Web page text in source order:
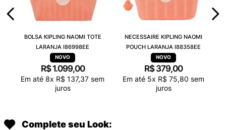
BOLSA KIPLING NAOMI TOTE
LARANJA I86998EE
R$ 1.099,00
Em até 8x R$ 137,37 sem
juros
NECESSAIRE KIPLING NAOMI
POUCH LARANJA I88358EE
R$ 379,00
Em até 5x R$ 75,80 sem
juros
Complete seu Look: